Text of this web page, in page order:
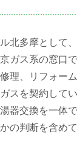
北多摩として
ガス系の窓口
理、リフォー
スを契約して
器交換を一体
の判断を含め